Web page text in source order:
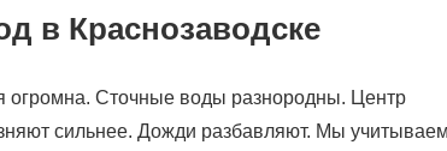
в Краснозаводске
огромна. Сточные воды разнородны. Центр
сильнее. Дожди разбавляют. Мы учитываем